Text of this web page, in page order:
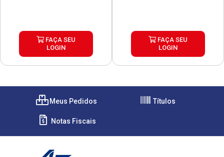
FAÇA SEU
LOGIN
FAÇA SEU
LOGIN
Meus Pedidos Títulos
Notas Fiscais